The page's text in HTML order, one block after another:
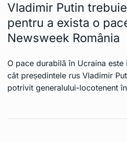
Vladimir Putin
pentru a exista o
Newsweek România
O pace durabilă în Ucraina
cât președintele rus Vladimir
potrivit generalului-locotenent în